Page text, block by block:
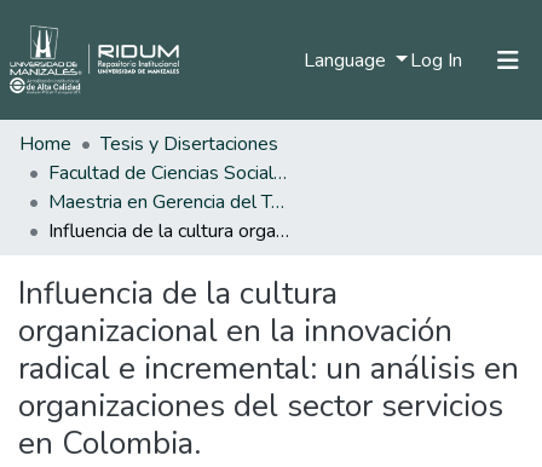
Language Log In (current)
Home
Tesis y Disertaciones
Facultad de Ciencias Sociales y Humanas
Maestria en Gerencia del Talento Humano
Influencia de la cultura organizacional en la innovación radical e incremental: un análisis en organizaciones del sector servicios en Colombia.
Influencia de la cultura
organizacional en la innovación
radical e incremental: un análisis en
organizaciones del sector servicios
en Colombia.